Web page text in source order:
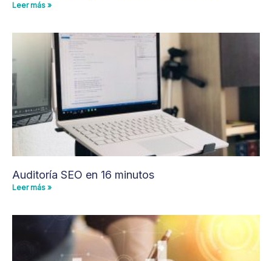
Leer más »
Auditoría SEO en 16 minutos
Leer más »